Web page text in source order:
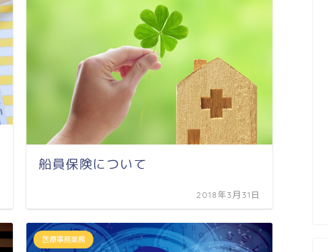
船員保険について
2018年3月31日
医療事務業務